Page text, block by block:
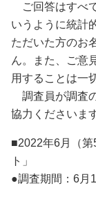
ご回答はすべ
いうように統計
ただいた方のお
ん。また、ご意
用することは一
調査員が調査
協力くださいま
■2022年6月（
ト」
●調査期間：6月